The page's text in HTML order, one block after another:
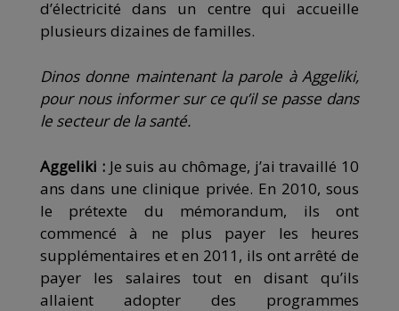
d’électricité dans un centre qui accueille
plusieurs dizaines de familles.
Dinos donne maintenant la parole à Aggeliki,
pour nous informer sur ce qu’il se passe dans
le secteur de la santé.
Aggeliki :Je suis au chômage, j’ai travaillé 10
ans dans une clinique privée. En 2010, sous
le prétexte du mémorandum, ils ont
commencé à ne plus payer les heures
supplémentaires et en 2011, ils ont arrêté de
payer les salaires tout en disant qu’ils
allaient adopter des programmes